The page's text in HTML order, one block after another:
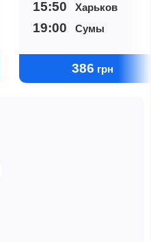
15:50 Харьков
19:00 Сумы
386 грн